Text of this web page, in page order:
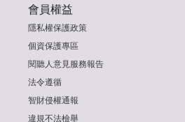
會員權益
隱私權保護政策
個資保護專區
閱聽人意見服務報告
法令遵循
智財侵權通報
違規不法檢舉